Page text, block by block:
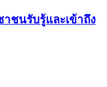
าชนรับรู้และเข้าถึง